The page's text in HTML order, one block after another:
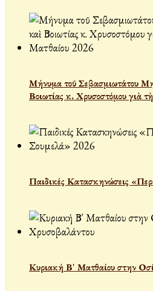
Μήνυμα τοῦ Σεβασμιωτάτου
Βοιωτίας κ. Χρυσοστόμου γιὰ
Παιδικές Κατασκηνώσεις
Κυριακή Β' Ματθαίου στην